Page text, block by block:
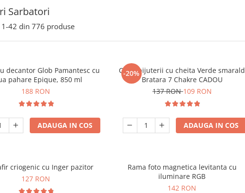
Sarbatori
1-42 din 776 produse
decantor Glob Pamantesc cu
pahare Epique, 850 ml
188 RON
ADAUGA IN COS
-20%
Cutie bijuterii cu cheita Verde smarald
Bratara 7 Chakre CADOU
137 RON109 RON
ADAUGA IN COS
criogenic cu Inger pazitor
127 RON
Rama foto magnetica levitanta cu
iluminare RGB
142 RON